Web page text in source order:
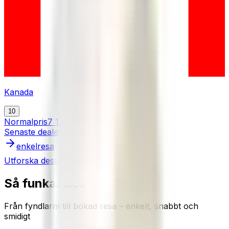
Kanada
10
Normalpris7 150 kr
Senaste dealen
enkelresa
Utforska destinationen
Så funkar det
Från fyndlarm till bokad resa – enkelt, snabbt och
smidigt